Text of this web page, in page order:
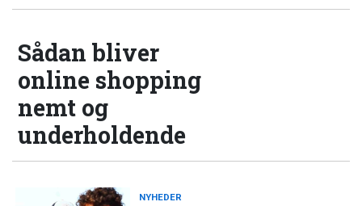
Sådan bliver
online shopping
nemt og
underholdende
NYHEDER